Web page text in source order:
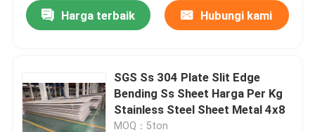
Berita
Lembaran Baja Tahan Karat 304
Harga terbaik Hubungi kami
SGS Ss 304 Plate Slit Edge
Bending Ss Sheet Harga Per Kg
Stainless Steel Sheet Metal 4x8
MOQ：5ton